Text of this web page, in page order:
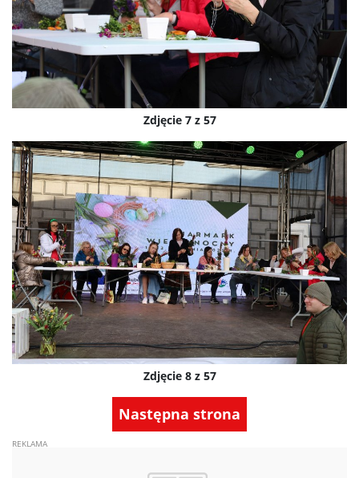
Zdjęcie 7 z 57
Zdjęcie 8 z 57
Następna strona